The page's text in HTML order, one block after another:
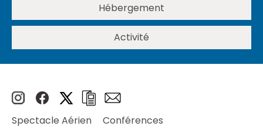
Hébergement
Activité
Spectacle Aérien Conférences